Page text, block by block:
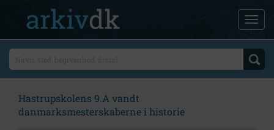
Hastrupskolens 9.A vandt
danmarksmesterskaberne i historie